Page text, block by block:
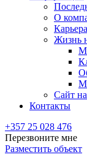
О
Карьера
Жизнь
Сайт
Контакты
+357 25 028 476
Перезвоните мне
Разместить объект